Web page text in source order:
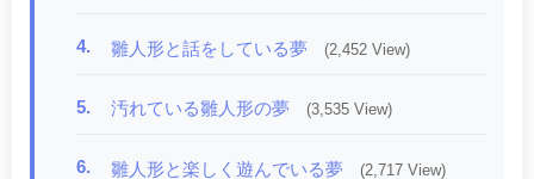
4. 雛人形と話をしている夢 (2,452 View)
5. 汚れている雛人形の夢 (3,535 View)
6. 雛人形と楽しく遊んでいる夢 (2,717 View)